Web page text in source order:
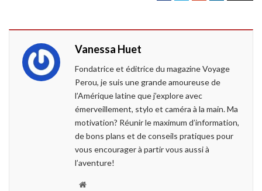
o
k
r
+
I
n
Vanessa Huet
Fondatrice et éditrice du magazine Voyage
Perou, je suis une grande amoureuse de
l’Amérique latine que j’explore avec
émerveillement, stylo et caméra à la main. Ma
motivation? Réunir le maximum d’information,
de bons plans et de conseils pratiques pour
vous encourager à partir vous aussi à
l’aventure!
W